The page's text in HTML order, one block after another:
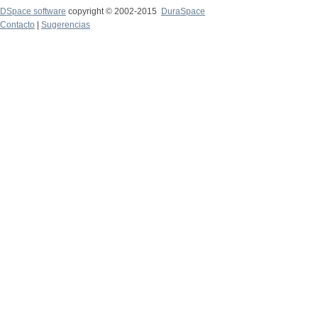
DSpace software copyright © 2002-2015
DuraSpace
Contacto
Sugerencias